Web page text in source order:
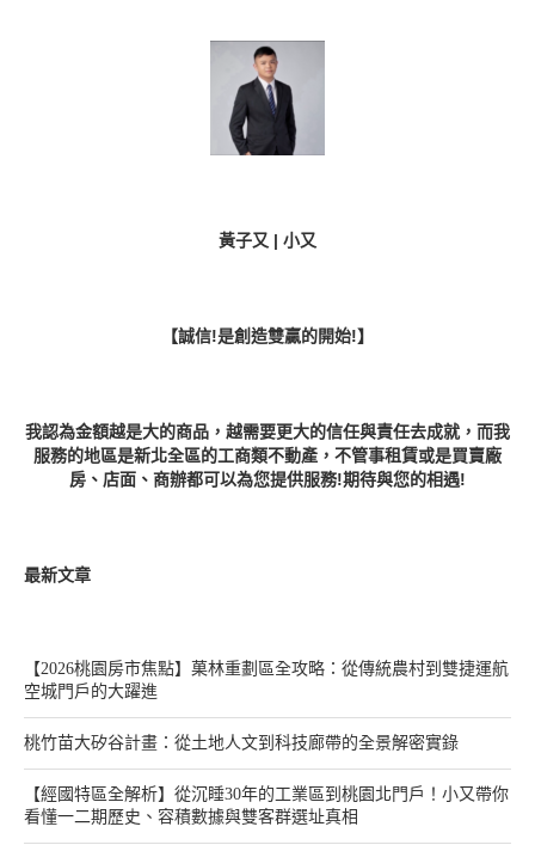
黃子又 | 小又
【誠信!是創造雙贏的開始!】
我認為金額越是大的商品，越需要更大的信任與責任去成就，而我
服務的地區是新北全區的工商類不動產，不管事租賃或是買賣廠
房、店面、商辦都可以為您提供服務!期待與您的相遇!
最新文章
【2026桃園房市焦點】菓林重劃區全攻略：從傳統農村到雙捷運航
空城門戶的大躍進
桃竹苗大矽谷計畫：從土地人文到科技廊帶的全景解密實錄
【經國特區全解析】從沉睡30年的工業區到桃園北門戶！小又帶你
看懂一二期歷史、容積數據與雙客群選址真相